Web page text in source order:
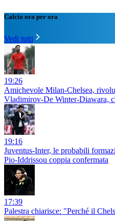
Calcio ora per ora
Vedi tutti
19:26
Amichevole Milan-Chelsea,
Vladimirov-De Winter-Diawara,
19:16
Juventus-Inter, le probabili
Pio-Iddrissou coppia confermata
17:39
Palestra chiarisce: "Perché il